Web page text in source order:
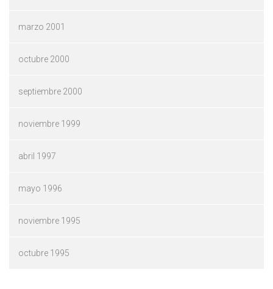
marzo 2001
octubre 2000
septiembre 2000
noviembre 1999
abril 1997
mayo 1996
noviembre 1995
octubre 1995